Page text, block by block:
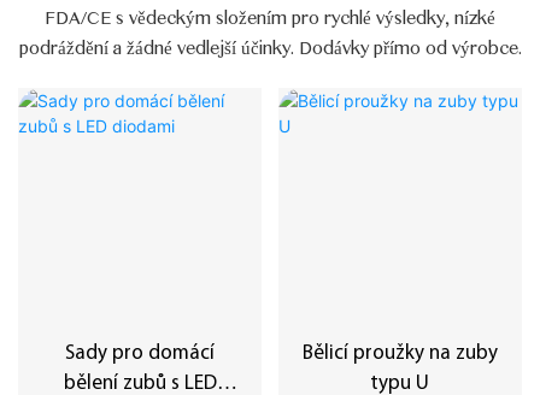
FDA/CE s vědeckým složením pro rychlé výsledky, nízké
podráždění a žádné vedlejší účinky. Dodávky přímo od výrobce.
Sady pro domácí
bělení zubů s LED
Bělicí proužky na zuby
typu U